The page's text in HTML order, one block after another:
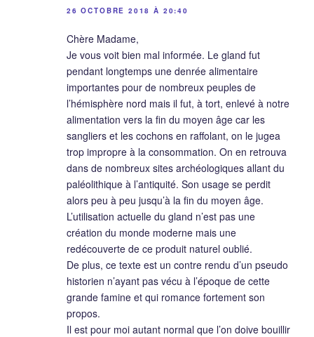
26 OCTOBRE 2018 À 20:40
Chère Madame,
Je vous voit bien mal informée. Le gland fut
pendant longtemps une denrée alimentaire
importantes pour de nombreux peuples de
l’hémisphère nord mais il fut, à tort, enlevé à notre
alimentation vers la fin du moyen âge car les
sangliers et les cochons en raffolant, on le jugea
trop impropre à la consommation. On en retrouva
dans de nombreux sites archéologiques allant du
paléolithique à l’antiquité. Son usage se perdit
alors peu à peu jusqu’à la fin du moyen âge.
L’utilisation actuelle du gland n’est pas une
création du monde moderne mais une
redécouverte de ce produit naturel oublié.
De plus, ce texte est un contre rendu d’un pseudo
historien n’ayant pas vécu à l’époque de cette
grande famine et qui romance fortement son
propos.
Il est pour moi autant normal que l’on doive bouillir